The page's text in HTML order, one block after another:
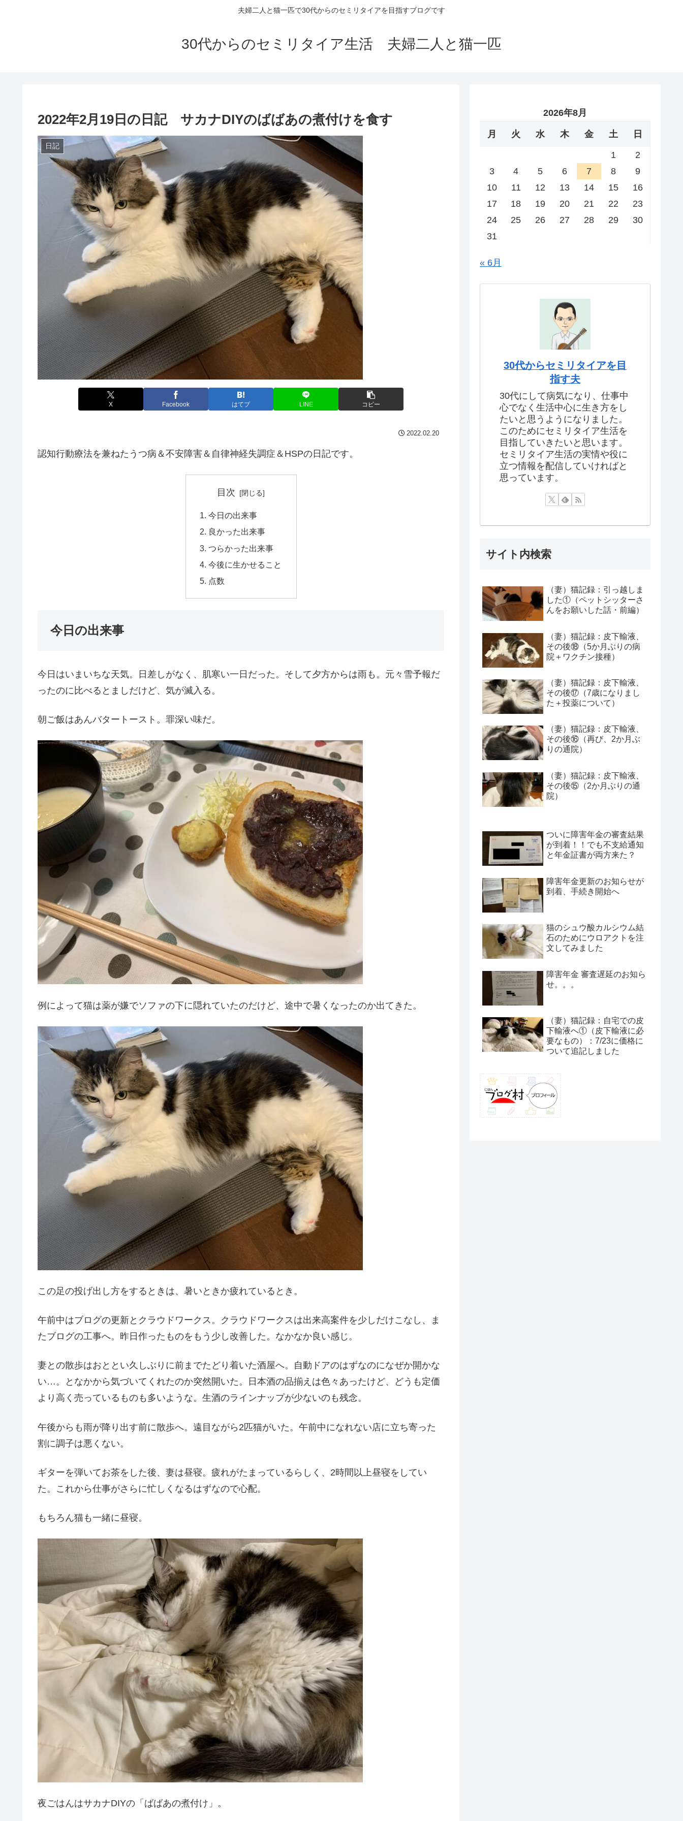
夫婦二人と猫一匹で30代からのセミリタイアを目指すブログです
30代からのセミリタイア生活 夫婦二人と猫一匹
2022年2月19日の日記 サカナDIYのばばあの煮付けを食す
日記
X Facebook はてブ LINE コピー
2022.02.20
認知行動療法を兼ねたうつ病＆不安障害＆自律神経失調症＆HSPの日記です。
目次
今日の出来事
良かった出来事
つらかった出来事
今後に生かせること
点数
今日の出来事
今日はいまいちな天気。日差しがなく、肌寒い一日だった。そして夕方からは雨も。元々雪予報だ
ったのに比べるとましだけど、気が滅入る。
朝ご飯はあんバタートースト。罪深い味だ。
例によって猫は薬が嫌でソファの下に隠れていたのだけど、途中で暑くなったのか出てきた。
この足の投げ出し方をするときは、暑いときか疲れているとき。
午前中はブログの更新とクラウドワークス。クラウドワークスは出来高案件を少しだけこなし、ま
たブログの工事へ。昨日作ったものをもう少し改善した。なかなか良い感じ。
妻との散歩はおととい久しぶりに前までたどり着いた酒屋へ。自動ドアのはずなのになぜか開かな
い…。となかから気づいてくれたのか突然開いた。日本酒の品揃えは色々あったけど、どうも定価
より高く売っているものも多いような。生酒のラインナップが少ないのも残念。
午後からも雨が降り出す前に散歩へ。遠目ながら2匹猫がいた。午前中になれない店に立ち寄った
割に調子は悪くない。
ギターを弾いてお茶をした後、妻は昼寝。疲れがたまっているらしく、2時間以上昼寝をしてい
た。これから仕事がさらに忙しくなるはずなので心配。
もちろん猫も一緒に昼寝。
夜ごはんはサカナDIYの「ばばあの煮付け」。
2026年8月
月 火 水 木 金 土 日
1
2
3
4 5 6 7 8
9
10
11 12 13 14 15
16
17
18 19 20 21 22
23
24
25 26 27 28 29
30
31
« 6月
30代からセミリタイアを目
指す夫
30代にして病気になり、仕事中
心でなく生活中心に生き方をし
たいと思うようになりました。
このためにセミリタイア生活を
目指していきたいと思います。
セミリタイア生活の実情や役に
立つ情報を配信していければと
思っています。
サイト内検索
（妻）猫記録：引っ越しま
した①（ペットシッターさ
んをお願いした話・前編）
（妻）猫記録：皮下輸液、
その後⑱（5か月ぶりの病
院＋ワクチン接種）
（妻）猫記録：皮下輸液、
その後⑰（7歳になりまし
た＋投薬について）
（妻）猫記録：皮下輸液、
その後⑯（再び、2か月ぶ
りの通院）
（妻）猫記録：皮下輸液、
その後⑮（2か月ぶりの通
院）
ついに障害年金の審査結果
が到着！！でも不支給通知
と年金証書が両方来た？
障害年金更新のお知らせが
到着、手続き開始へ
猫のシュウ酸カルシウム結
石のためにウロアクトを注
文してみました
障害年金 審査遅延のお知ら
せ。。。
（妻）猫記録：自宅での皮
下輸液へ①（皮下輸液に必
要なもの）：7/23に価格に
ついて追記しました